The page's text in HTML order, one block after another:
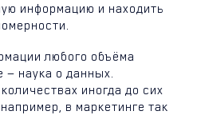
информацию и находить
любого объёма
— наука о данных.
иногда до сих
в маркетинге так